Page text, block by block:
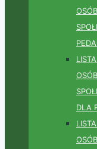
DLA